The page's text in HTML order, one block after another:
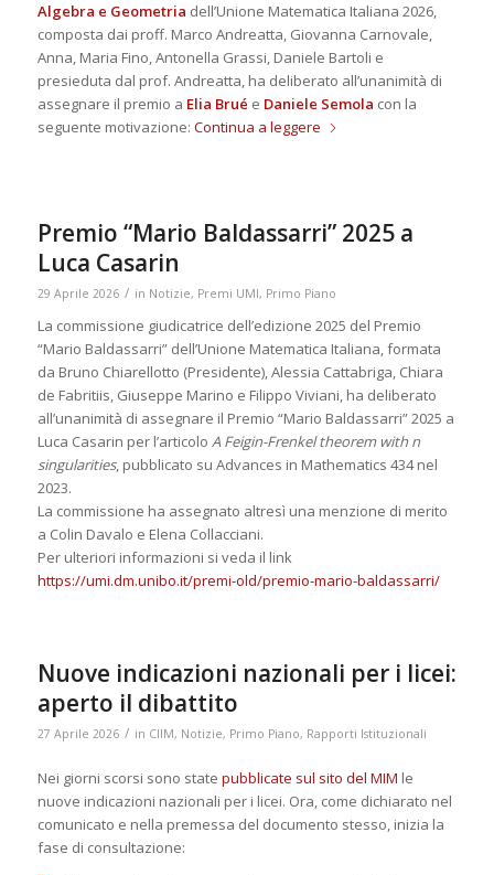
Algebra e Geometria dell’Unione Matematica Italiana 2026,
composta dai proff. Marco Andreatta, Giovanna Carnovale,
Anna, Maria Fino, Antonella Grassi, Daniele Bartoli e
presieduta dal prof. Andreatta, ha deliberato all’unanimità di
assegnare il premio a Elia Brué e Daniele Semola con la
seguente motivazione: Continua a leggere
Premio “Mario Baldassarri” 2025 a
Luca Casarin
29 Aprile 2026 / in Notizie, Premi UMI, Primo Piano
La commissione giudicatrice dell’edizione 2025 del Premio
“Mario Baldassarri” dell’Unione Matematica Italiana, formata
da Bruno Chiarellotto (Presidente), Alessia Cattabriga, Chiara
de Fabritiis, Giuseppe Marino e Filippo Viviani, ha deliberato
all’unanimità di assegnare il Premio “Mario Baldassarri” 2025 a
Luca Casarin per l’articolo A Feigin-Frenkel theorem with n
singularities, pubblicato su Advances in Mathematics 434 nel
2023.
La commissione ha assegnato altresì una menzione di merito
a Colin Davalo e Elena Collacciani.
Per ulteriori informazioni si veda il link
https://umi.dm.unibo.it/premi-old/premio-mario-baldassarri/
Nuove indicazioni nazionali per i licei:
aperto il dibattito
27 Aprile 2026 / in CIIM, Notizie, Primo Piano, Rapporti Istituzionali
Nei giorni scorsi sono state pubblicate sul sito del MIM le
nuove indicazioni nazionali per i licei. Ora, come dichiarato nel
comunicato e nella premessa del documento stesso, inizia la
fase di consultazione: